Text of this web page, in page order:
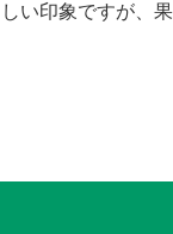
い印象ですが、